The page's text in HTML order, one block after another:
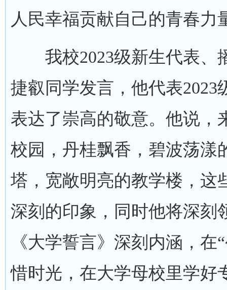
人民幸福贡献自己的青春力
我校2023级新生代表、
捷叡同学发言，他代表
表达了崇高的敬意。他说，
校园，丹桂飘香，碧波荡漾
塔，宽敞明亮的教学楼，这
深刻的印象，同时他将深刻
《大学誓言》深刻内涵，
惜时光，在大学母校里学好